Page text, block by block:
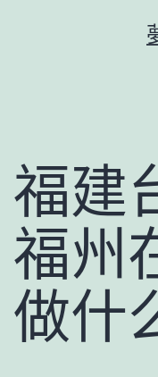
福建
福州
做什